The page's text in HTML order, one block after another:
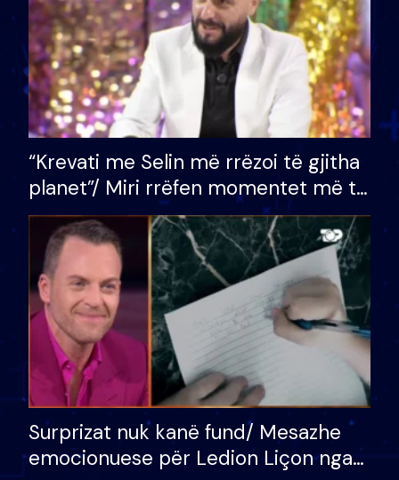
“Krevati me Selin më rrëzoi të gjitha
planet”/ Miri rrëfen momentet më të
bukura në shtëpinë e BB VIP: Do më
mungojë zilja e mëngjesit kur…
Surprizat nuk kanë fund/ Mesazhe
emocionuese për Ledion Liçon nga